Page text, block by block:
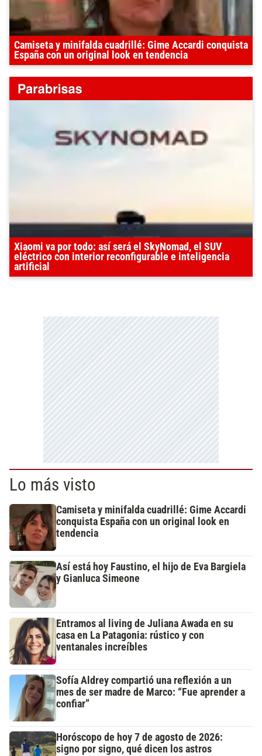
Camiseta y minifalda cuadrillé: Gime Accardi conquista
España con un original look en tendencia
Xiaomi va por todo: así será el SkyNomad, el SUV
eléctrico con interior reconfigurable e inteligencia
artificial
Lo más visto
Camiseta y minifalda cuadrillé: Gime Accardi
conquista España con un original look en
tendencia
Así está hoy Faustino, el hijo de Eva Bargiela
y Gianluca Simeone
Entramos al living de Juliana Awada en su
casa en La Patagonia: rústico y con
ventanales increíbles
Sofía Aldrey compartió una reflexión a un
mes de ser madre de Marco: “Fue aprender a
confiar”
Horóscopo de hoy 7 de agosto de 2026:
signo por signo, qué dicen los astros